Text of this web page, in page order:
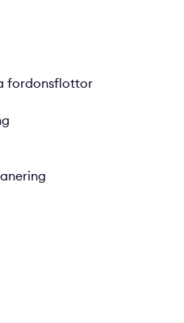
fordonsflottor